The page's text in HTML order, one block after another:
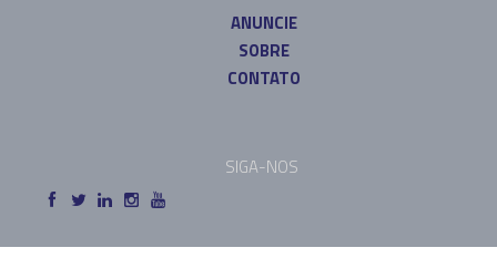
ANUNCIE
SOBRE
CONTATO
SIGA-NOS